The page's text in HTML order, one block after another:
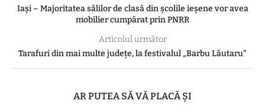
Iaşi – Majoritatea sălilor de clasă din şcolile ieşene vor avea
mobilier cumpărat prin PNRR
Articolul următor
Tarafuri din mai multe județe, la festivalul „Barbu Lăutaru”
AR PUTEA SĂ VĂ PLACĂ ȘI